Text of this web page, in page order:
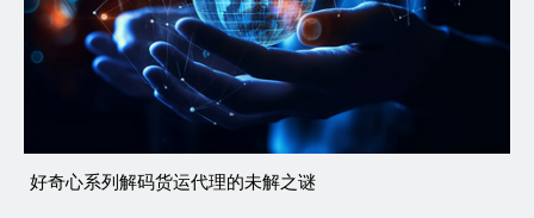
好奇心系列解码货运代理的未解之谜